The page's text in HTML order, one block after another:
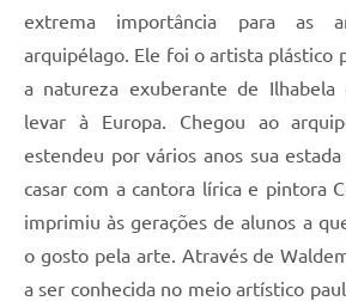
extrema importância para as
arquipélago. Ele foi o artista plástico
a natureza exuberante de
levar à Europa. Chegou ao
estendeu por vários anos sua
casar com a cantora lírica e pintora
imprimiu às gerações de alunos a
o gosto pela arte. Através de
a ser conhecida no meio artístico